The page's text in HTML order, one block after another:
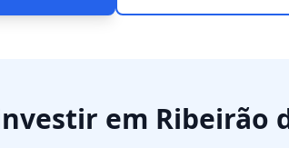
em Ribeirão